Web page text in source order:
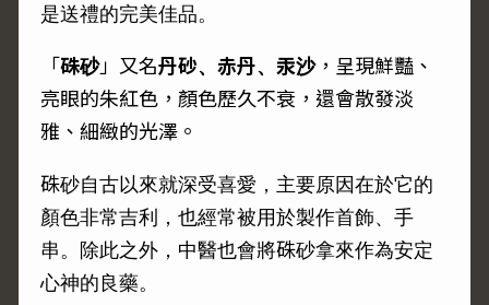
是送禮的完美佳品。
「 硃砂」又名丹砂、赤丹、汞沙，呈現鮮豔、
亮眼的朱紅色，顏色歷久不衰，還會散發淡
雅、細緻的光澤。
硃砂自古以來就深受喜愛，主要原因在於它的
顏色非常吉利，也經常被用於製作首飾、手
串。除此之外，中醫也會將硃砂拿來作為安定
心神的良藥。